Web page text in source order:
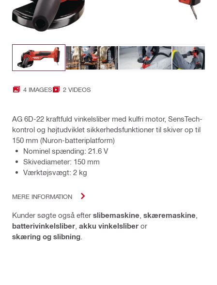
4 IMAGES 2 VIDEOS
AG 6D-22 kraftfuld vinkelsliber med kulfri motor, SensTech-
kontrol og højtudviklet sikkerhedsfunktioner til skiver op til
150 mm (Nuron-batteriplatform)
Nominel spænding: 21.6 V
Skivediameter: 150 mm
Værktøjsvægt: 2 kg
MERE INFORMATION
Kunder søgte også efter slibemaskine skæremaskine
batterivinkelsliber akku vinkelsliber or
skæring og slibning